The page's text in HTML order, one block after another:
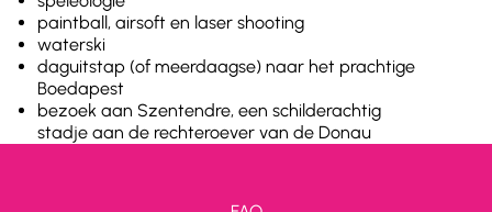
paintball, airsoft en laser shooting
waterski
daguitstap (of meerdaagse) naar het prachtige
Boedapest
bezoek aan Szentendre, een schilderachtig
stadje aan de rechteroever van de Donau